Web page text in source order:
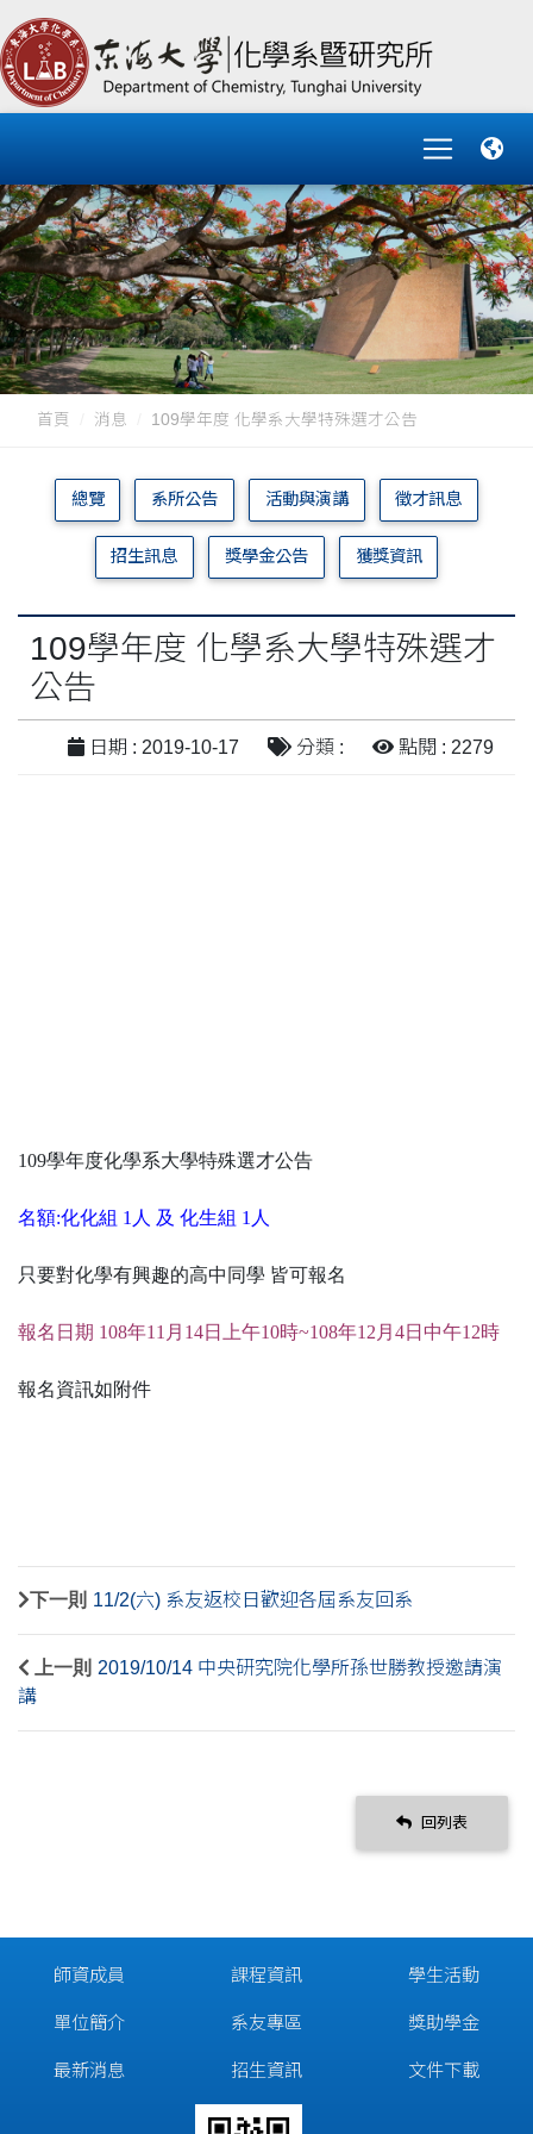
首頁 消息 109學年度 化學系大學特殊選才公告
總覽 系所公告 活動與演講 徵才訊息
招生訊息 獎學金公告 獲獎資訊
109學年度 化學系大學特殊選才
公告
日期 : 2019-10-17 分類 : 點閱 : 2279
109學年度化學系大學特殊選才公告
名額:化化組 1人 及 化生組 1人
只要對化學有興趣的高中同學 皆可報名
報名日期 108年11月14日上午10時~108年12月4日中午12時
報名資訊如附件
下一則 11/2(六) 系友返校日歡迎各屆系友回系
上一則 2019/10/14 中央研究院化學所孫世勝教授邀請演
講
回列表
師資成員
單位簡介
最新消息
課程資訊
系友專區
招生資訊
學生活動
獎助學金
文件下載